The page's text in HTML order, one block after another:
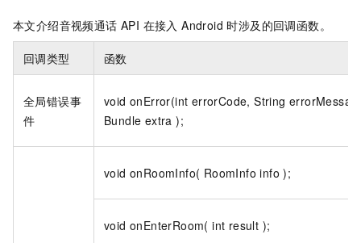
本文介绍音视频通话 API 在接入 Android 时涉及的回调函数。
回调类型 函数
全局错误事
件
void onError(int errorCode, String
Bundle extra );
void onRoomInfo( RoomInfo info );
void onEnterRoom( int result );